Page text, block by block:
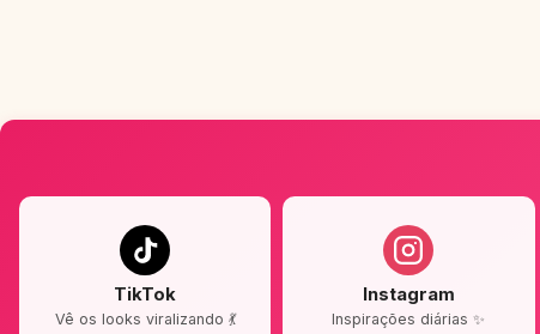
TikTok
Vê os looks viralizando 💃
Instagram
Inspirações diárias ✨